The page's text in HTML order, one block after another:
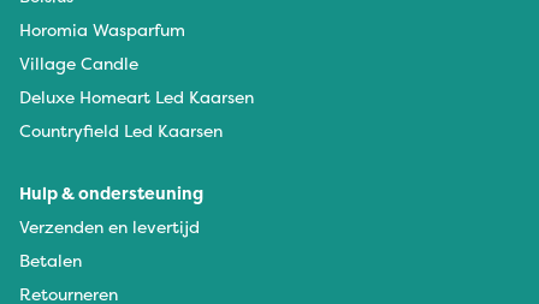
Horomia Wasparfum
Village Candle
Deluxe Homeart Led Kaarsen
Countryfield Led Kaarsen
Hulp & ondersteuning
Verzenden en levertijd
Betalen
Retourneren